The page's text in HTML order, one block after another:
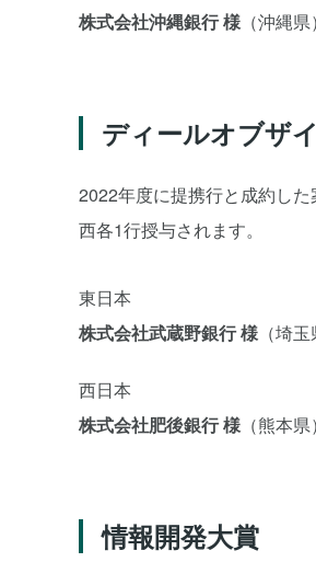
株式会社沖縄銀行 様 （沖縄県）
ディールオブザ
2022年度に提携行と成約し
西各1行授与されます。
東日本
株式会社武蔵野銀行 様 （埼玉
西日本
株式会社肥後銀行 様 （熊本県）
情報開発大賞